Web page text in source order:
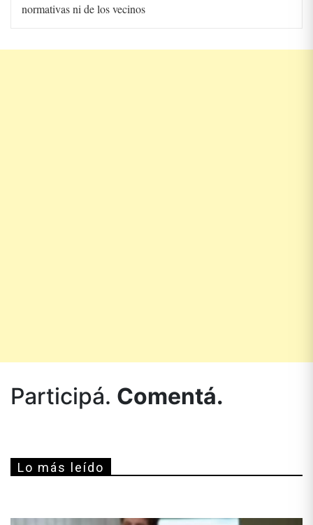
normativas ni de los vecinos
Participá. Comentá.
Lo más leído